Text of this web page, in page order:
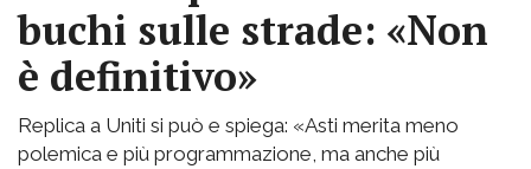
buchi sulle strade: «Non
è definitivo»
Replica a Uniti si può e spiega: «Asti merita meno
polemica e più programmazione, ma anche più